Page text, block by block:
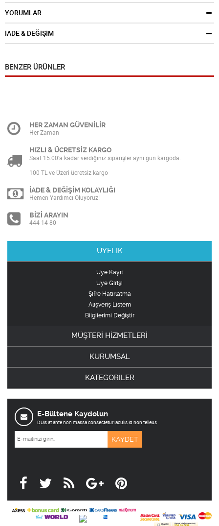
YORUMLAR
İADE & DEĞİŞİM
BENZER ÜRÜNLER
HER ZAMAN GÜVENİLİR
Her Zaman
HIZLI & ÜCRETSİZ KARGO
Saat 15:00’a kadar verdiğiniz siparişler aynı gün kargoda.
100 TL ve Üzeri ücretsiz kargo
İADE & DEĞİŞİM KOLAYLIĞI
Hemen Yardımcı Oluyoruz!
BİZİ ARAYIN
444 14 80
ÜYELİK
Üye Kayıt
Üye Girişi
Şifre Hatırlatma
Alışveriş Listem
Bilgilerimi Değiştir
MÜŞTERİ HİZMETLERİ
KURUMSAL
KATEGORİLER
E-Bültene Kaydolun
DUis at ante non massa consectetur iaculis id non telleus